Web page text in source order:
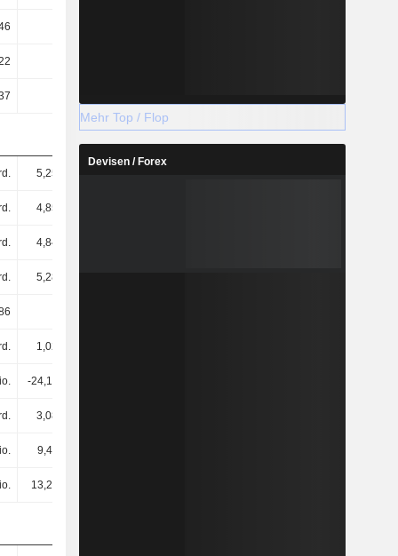
5,25 Mrd.
4,85 Mrd.
4,84 Mrd.
5,28 Mrd.
1,02 Mrd.
-24,13 Mio.
3,08 Mrd.
9,48 Mio.
13,27 Mio.
Mehr Top / Flop
Devisen / Forex